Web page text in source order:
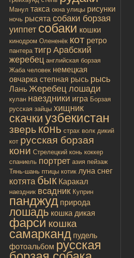
Манул такса окна улицы рисунки
ночь рысята собаки борзая
уиппет собаки кошки
кинодром Олененёк кот ретро
пантера тигр Арабский
жеребец английская борзая
Жаба человек немецкая
овчарка степная рысь рысь
Лань Жеребец лошади
кулан наездники игра Борзая
русская зайцы хищник
скачкиузбекистан
зверь конь страх волк дикий
кот русская борзая
кони Стрелецкий конь коккер
спаниель портрет азия пейзаж
Тянь-шань птицы котик луна снег
котята бык Каракал
наездник всадник Куприн
панджуд природа
лошадь кошка дикая
фарси кошка
самарканд пудель
фотоальбом русская